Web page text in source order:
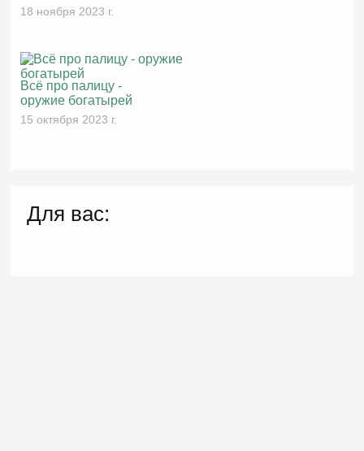
18 ноября 2023 г.
Всё про палицу -
оружие богатырей
15 октября 2023 г.
Для вас: